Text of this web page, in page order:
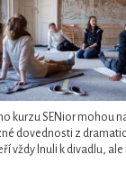
kurzu SENior mohou
dovednosti z
vždy lnuli k divadlu, ale